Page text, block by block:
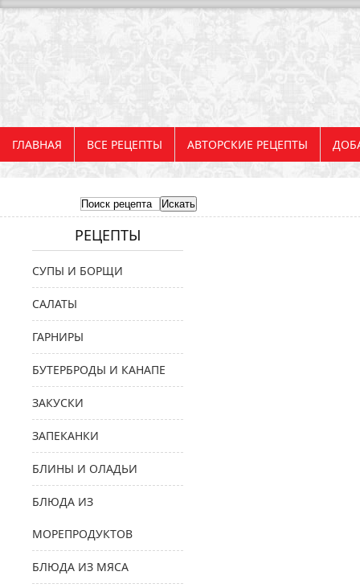
ГЛАВНАЯ ВСЕ РЕЦЕПТЫ АВТОРСКИЕ РЕЦЕПТЫ
РЕЦЕПТЫ
СУПЫ И БОРЩИ
САЛАТЫ
ГАРНИРЫ
БУТЕРБРОДЫ И КАНАПЕ
ЗАКУСКИ
ЗАПЕКАНКИ
БЛИНЫ И ОЛАДЬИ
БЛЮДА ИЗ
МОРЕПРОДУКТОВ
БЛЮДА ИЗ МЯСА